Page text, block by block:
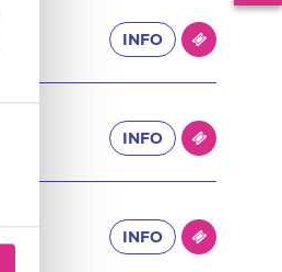
INFO
INFO
INFO